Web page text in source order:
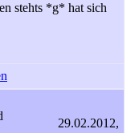
stehts *g* hat sich
29.02.2012,